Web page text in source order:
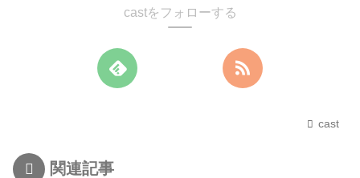
castをフォローする
cast
関連記事